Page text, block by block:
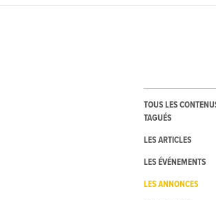
TOUS LES
TAGUÉS
LES ARTICLES
LES ÉVÉNEMENTS
LES ANNONCES